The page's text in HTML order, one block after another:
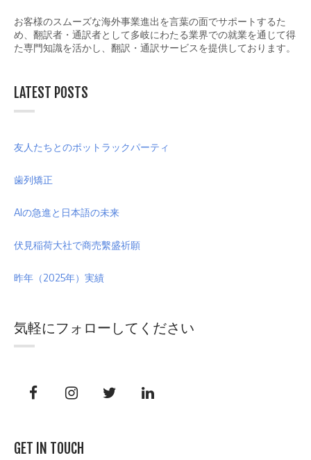
お客様のスムーズな海外事業進出を言葉の面でサポートするた
め、翻訳者・通訳者として多岐にわたる業界での就業を通じて得
た専門知識を活かし、翻訳・通訳サービスを提供しております。
LATEST POSTS
友人たちとのポットラックパーティ
歯列矯正
AIの急進と日本語の未来
伏見稲荷大社で商売繫盛祈願
昨年（2025年）実績
気軽にフォローしてください
GET IN TOUCH